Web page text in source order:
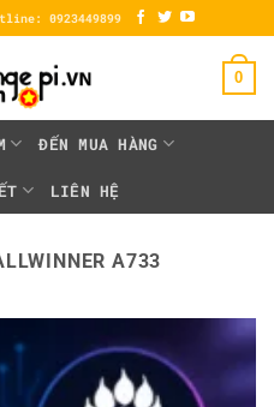
0923449899
0
ĐẾN MUA HÀNG
LIÊN HỆ
A733